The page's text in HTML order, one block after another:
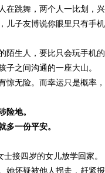
在跳舞，两个人一比划，
儿子友博说你眼里只有手
生人，要比只会玩手机的
子之间沟通的一座大山。
惊无险。而幸运只是概率
险地。
多一份平安。
接四岁的女儿放学回家。
她怀疑被他人拐走，赶紧报